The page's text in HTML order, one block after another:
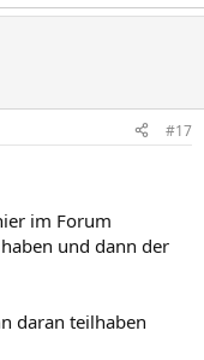
#17
im Forum
und dann der
daran teilhaben